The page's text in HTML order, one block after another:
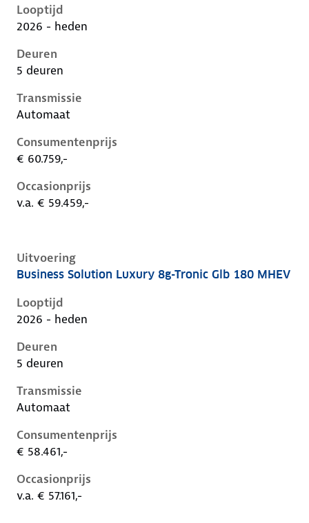
Looptijd
2026 - heden
Deuren
5 deuren
Transmissie
Automaat
Consumentenprijs
€ 60.759,-
Occasionprijs
v.a. € 59.459,-
Uitvoering
Mercedes Glb-Klasse ii-x248, glb 180 mhev, 115 kW,
Business Solution Luxury 8g-Tronic Glb 180 MHEV
Looptijd
2026 - heden
Deuren
5 deuren
Transmissie
Automaat
Consumentenprijs
€ 58.461,-
Occasionprijs
v.a. € 57.161,-